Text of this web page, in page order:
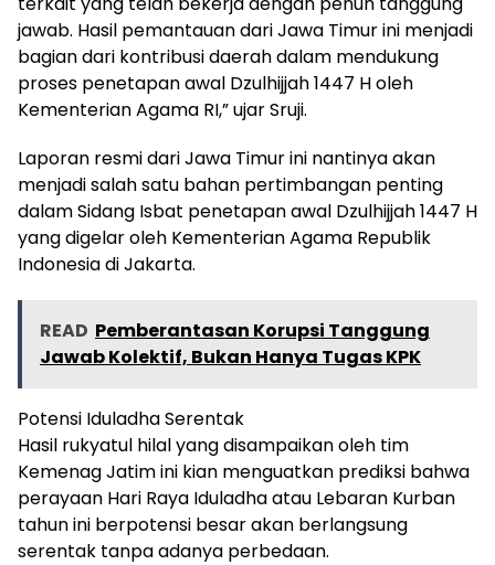
jawab. Hasil pemantauan dari Jawa Timur ini menjadi
bagian dari kontribusi daerah dalam mendukung
proses penetapan awal Dzulhijjah 1447 H oleh
Kementerian Agama RI,” ujar Sruji.
Laporan resmi dari Jawa Timur ini nantinya akan
menjadi salah satu bahan pertimbangan penting
dalam Sidang Isbat penetapan awal Dzulhijjah 1447 H
yang digelar oleh Kementerian Agama Republik
Indonesia di Jakarta.
READ Pemberantasan Korupsi Tanggung
Jawab Kolektif, Bukan Hanya Tugas KPK
Potensi Iduladha Serentak
Hasil rukyatul hilal yang disampaikan oleh tim
Kemenag Jatim ini kian menguatkan prediksi bahwa
perayaan Hari Raya Iduladha atau Lebaran Kurban
tahun ini berpotensi besar akan berlangsung
serentak tanpa adanya perbedaan.